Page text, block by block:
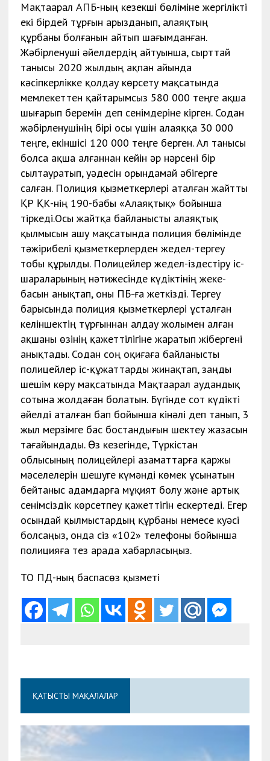
Мақтаарал АПБ-ның кезекші бөліміне жергілікті
екі бірдей тұрғын арызданып, алаяқтың
құрбаны болғанын айтып шағымданған.
Жәбірленуші әйелдердің айтуынша, сырттай
танысы 2020 жылдың ақпан айында
кәсіпкерлікке қолдау көрсету мақсатында
мемлекеттен қайтарымсыз 580 000 теңге ақша
шығарып беремін деп сенімдеріне кірген. Содан
жәбірленушінің бірі осы үшін алаяққа 30 000
теңге, екіншісі 120 000 теңге берген. Ал танысы
болса ақша алғаннан кейін әр нәрсені бір
сылтауратып, уәдесін орындамай әбігерге
салған. Полиция қызметкерлері аталған жайтты
ҚР ҚК-нің 190-бабы «Алаяқтық» бойынша
тіркеді.Осы жайтқа байланысты алаяқтық
қылмысын ашу мақсатында полиция бөлімінде
тәжірибелі қызметкерлерден жедел-тергеу
тобы құрылды. Полицейлер жедел-іздестіру іс-
шараларының нәтижесінде күдіктінің жеке-
басын анықтап, оны ПБ-ға жеткізді. Тергеу
барысында полиция қызметкерлері ұсталған
келіншектің тұрғыннан алдау жолымен алған
ақшаны өзінің қажеттілігіне жаратып жібергені
анықтады. Содан соң оқиғаға байланысты
полицейлер іс-құжаттарды жинақтап, заңды
шешім көру мақсатында Мақтаарал аудандық
сотына жолдаған болатын. Бүгінде сот күдікті
әйелді аталған бап бойынша кінәлі деп танып, 3
жыл мерзімге бас бостандығын шектеу жазасын
тағайындады. Өз кезегінде, Түркістан
облысының полицейлері азаматтарға қаржы
мәселелерін шешуге күмәнді көмек ұсынатын
бейтаныс адамдарға мұқият болу және артық
сенімсіздік көрсетпеу қажеттігін ескертеді. Егер
осындай қылмыстардың құрбаны немесе куәсі
болсаңыз, онда сіз «102» телефоны бойынша
полицияға тез арада хабарласыңыз.
ТО ПД-ның баспасөз қызметі
ҚАТЫСТЫ МАҚАЛАЛАР